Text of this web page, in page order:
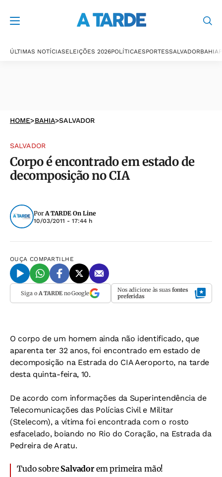
ÚLTIMAS NOTÍCIASELEIÇÕES 2026POLÍTICAESPORTESSALVADORBAHIA
HOME>BAHIA>SALVADOR
SALVADOR
Corpo é encontrado em estado de
decomposição no CIA
PorA TARDE On Line
10/03/2011 - 17:44 h
OUÇA COMPARTILHE
Siga o A TARDEno Google Nos adicione às suas fontes
preferidas
O corpo de um homem ainda não identificado, que
aparenta ter 32 anos, foi encontrado em estado de
decomposição na Estrada do CIA Aeroporto, na tarde
desta quinta-feira, 10.
De acordo com informações da Superintendência de
Telecomunicações das Polícias Civil e Militar
(Stelecom), a vítima foi encontrada com o rosto
esfacelado, boiando no Rio do Coração, na Estrada da
Pedreira de Aratu.
Tudo sobre Salvadorem primeira mão!